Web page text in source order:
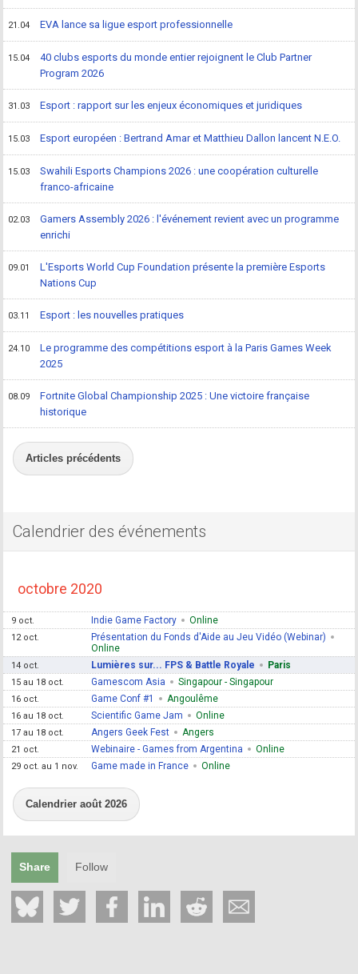
21.04 EVA lance sa ligue esport professionnelle
15.04
40 clubs esports du monde entier rejoignent le Club Partner
Program 2026
31.03 Esport : rapport sur les enjeux économiques et juridiques
15.03 Esport européen : Bertrand Amar et Matthieu Dallon lancent N.E.O.
15.03
Swahili Esports Champions 2026 : une coopération culturelle
franco-africaine
02.03
Gamers Assembly 2026 : l'événement revient avec un programme
enrichi
09.01
L'Esports World Cup Foundation présente la première Esports
Nations Cup
03.11 Esport : les nouvelles pratiques
24.10
Le programme des compétitions esport à la Paris Games Week
2025
08.09
Fortnite Global Championship 2025 : Une victoire française
historique
Articles précédents
Calendrier des événements
octobre 2020
9 oct. Indie Game Factory Online
12 oct.
Présentation du Fonds d'Aide au Jeu Vidéo (Webinar)
Online
14 oct. Lumières sur... FPS & Battle Royale Paris
15 au 18 oct. Gamescom Asia Singapour - Singapour
16 oct. Game Conf #1 Angoulême
16 au 18 oct. Scientific Game Jam Online
17 au 18 oct. Angers Geek Fest Angers
21 oct. Webinaire - Games from Argentina Online
29 oct. au 1 nov. Game made in France Online
Calendrier août 2026
Share Follow